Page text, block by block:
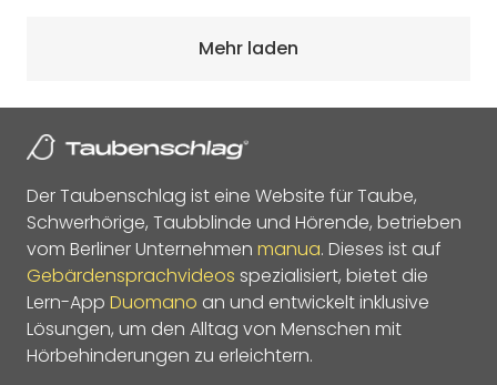
Mehr laden
Der Taubenschlag ist eine Website für Taube,
Schwerhörige, Taubblinde und Hörende, betrieben
vom Berliner Unternehmen manua. Dieses ist auf
Gebärdensprachvideos spezialisiert, bietet die
Lern-App Duomano an und entwickelt inklusive
Lösungen, um den Alltag von Menschen mit
Hörbehinderungen zu erleichtern.